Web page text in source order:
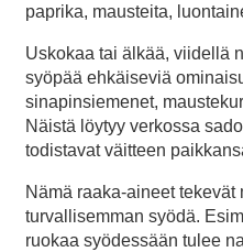
paprika, mausteita,
Uskokaa tai älkää, viidellä
syöpää ehkäiseviä
sinapinsiemenet,
Näistä löytyy verkossa
todistavat väitteen
Nämä raaka-aineet tekevät
turvallisemman syödä.
ruokaa syödessään tulee